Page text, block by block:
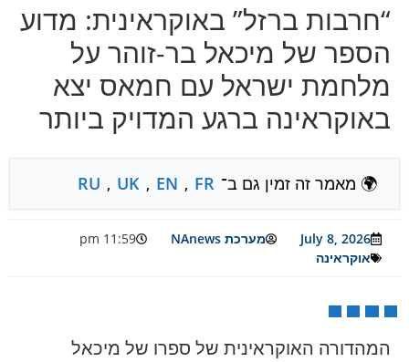
“חרבות ברזל” באוקראינית: מדוע
הספר של מיכאל בר-זוהר על
מלחמת ישראל עם חמאס יצא
באוקראינה ברגע המדויק ביותר
🌍 מאמר זה זמין גם ב־ RU , UK , EN , FR
July 8, 2026 מערכת NAnews
11:59 pm
אוקראינה
המהדורה האוקראינית של ספרו של מיכאל